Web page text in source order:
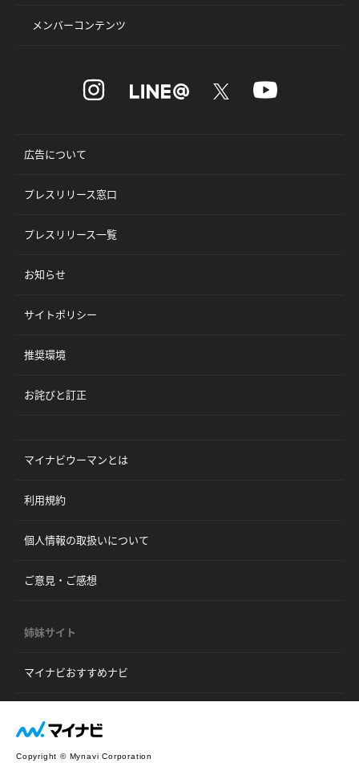
メンバーコンテンツ
広告について
プレスリリース窓口
プレスリリース一覧
お知らせ
サイトポリシー
推奨環境
お詫びと訂正
マイナビウーマンとは
利用規約
個人情報の取扱いについて
ご意見・ご感想
姉妹サイト
マイナビおすすめナビ
Copyright © Mynavi Corporation